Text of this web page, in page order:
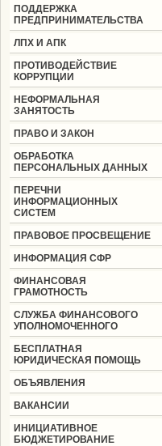
ПОДДЕРЖКА
ПРЕДПРИНИМАТЕЛЬСТВА
ЛПХ И АПК
ПРОТИВОДЕЙСТВИЕ
КОРРУПЦИИ
НЕФОРМАЛЬНАЯ
ЗАНЯТОСТЬ
ПРАВО И ЗАКОН
ОБРАБОТКА
ПЕРСОНАЛЬНЫХ ДАННЫХ
ПЕРЕЧНИ
ИНФОРМАЦИОННЫХ
СИСТЕМ
ПРАВОВОЕ ПРОСВЕЩЕНИЕ
ИНФОРМАЦИЯ СФР
ФИНАНСОВАЯ
ГРАМОТНОСТЬ
СЛУЖБА ФИНАНСОВОГО
УПОЛНОМОЧЕННОГО
БЕСПЛАТНАЯ
ЮРИДИЧЕСКАЯ ПОМОЩЬ
ОБЪЯВЛЕНИЯ
ВАКАНСИИ
ИНИЦИАТИВНОЕ
БЮДЖЕТИРОВАНИЕ